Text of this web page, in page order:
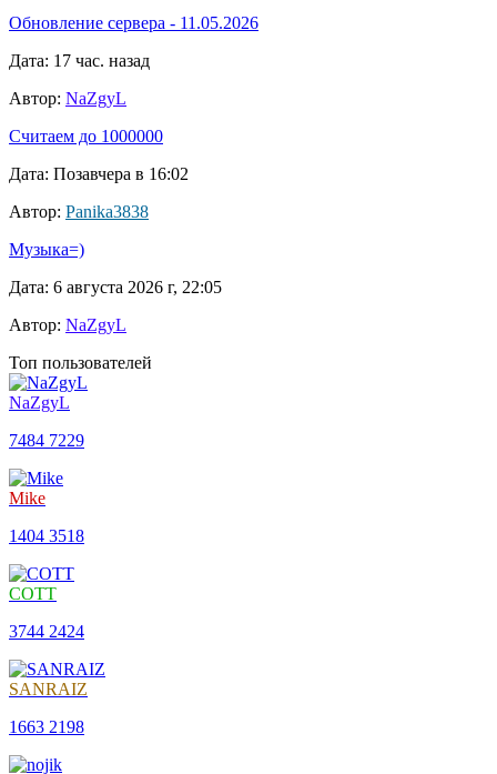
Обновление сервера - 11.05.2026
Дата: 17 час. назад
Автор: NaZgyL
Считаем до 1000000
Дата: Позавчера в 16:02
Автор: Panika3838
Музыка=)
Дата: 6 августа 2026 г, 22:05
Автор: NaZgyL
Топ пользователей
NaZgyL
7484 7229
Mike
1404 3518
COTT
3744 2424
SANRAIZ
1663 2198